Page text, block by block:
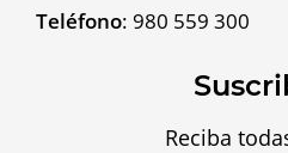
Teléfono: 980 559 300
Reciba